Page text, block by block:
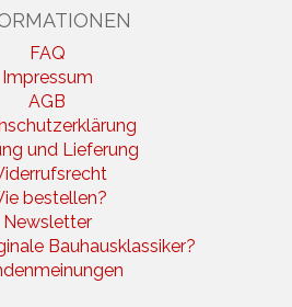
FAQ
Impressum
AGB
und Lieferung
bestellen?
Newsletter
Bauhausklassiker?